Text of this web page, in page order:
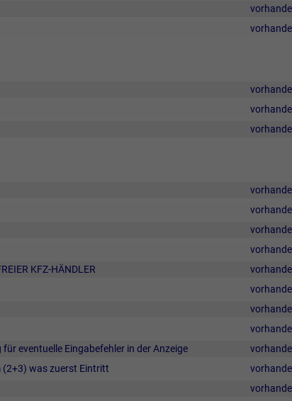
KFZ-HÄNDLER
eventuelle Eingabefehler in der Anzeige
(2+3) was zuerst Eintritt